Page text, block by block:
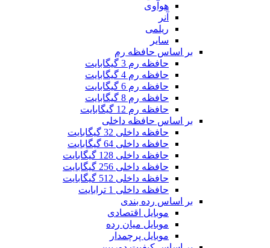
هوآوی
آنر
ریلمی
سایر
بر اساس حافظه رم
حافظه رم 3 گیگابایت
حافظه رم 4 گیگابایت
حافظه رم 6 گیگابایت
حافظه رم 8 گیگابایت
حافظه رم 12 گیگابایت
بر اساس حافظه داخلی
حافظه داخلی 32 گیگابایت
حافظه داخلی 64 گیگابایت
حافظه داخلی 128 گیگابایت
حافظه داخلی 256 گیگابایت
حافظه داخلی 512 گیگابایت
حافظه داخلی 1 ترابایت
بر اساس رده بندی
موبایل اقتصادی
موبایل میان رده
موبایل پرچمدار